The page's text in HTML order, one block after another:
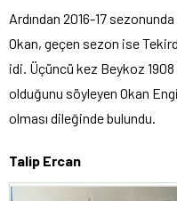
Ardından 2016-17
Okan, geçen sezon ise
idi. Üçüncü kez Beykoz
olduğunu söyleyen Okan
olması dileğinde bulundu.
Talip Ercan